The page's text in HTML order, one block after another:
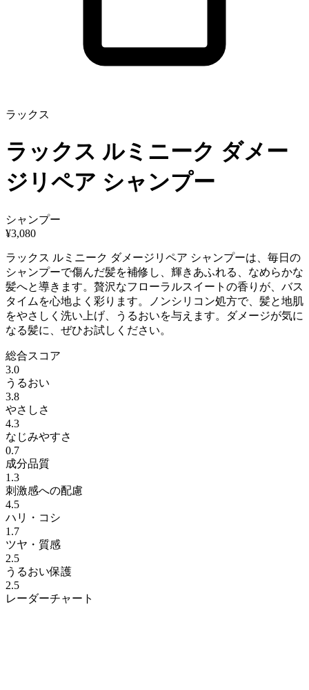
ラックス
ラックス ルミニーク ダメー
ジリペア シャンプー
シャンプー
¥3,080
ラックス ルミニーク ダメージリペア シャンプーは、毎日の
シャンプーで傷んだ髪を補修し、輝きあふれる、なめらかな
髪へと導きます。贅沢なフローラルスイートの香りが、バス
タイムを心地よく彩ります。ノンシリコン処方で、髪と地肌
をやさしく洗い上げ、うるおいを与えます。ダメージが気に
なる髪に、ぜひお試しください。
総合スコア
3.0
うるおい
3.8
やさしさ
4.3
なじみやすさ
0.7
成分品質
1.3
刺激感への配慮
4.5
ハリ・コシ
1.7
ツヤ・質感
2.5
うるおい保護
2.5
レーダーチャート